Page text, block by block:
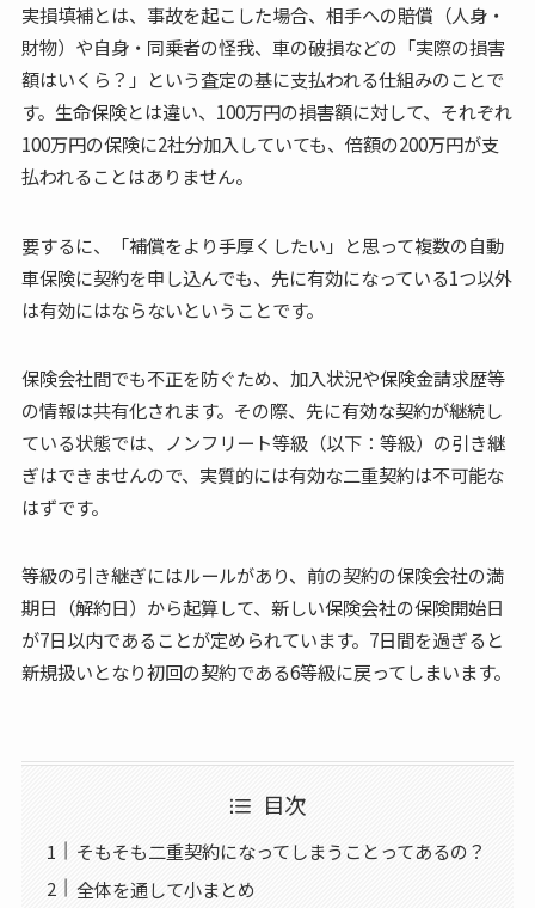
実損填補とは、事故を起こした場合、相手への賠償（人身・
財物）や自身・同乗者の怪我、車の破損などの「実際の損害
額はいくら？」という査定の基に支払われる仕組みのことで
す。生命保険とは違い、100万円の損害額に対して、それぞれ
100万円の保険に2社分加入していても、倍額の200万円が支
払われることはありません。
要するに、「補償をより手厚くしたい」と思って複数の自動
車保険に契約を申し込んでも、先に有効になっている1つ以外
は有効にはならないということです。
保険会社間でも不正を防ぐため、加入状況や保険金請求歴等
の情報は共有化されます。その際、先に有効な契約が継続し
ている状態では、ノンフリート等級（以下：等級）の引き継
ぎはできませんので、実質的には有効な二重契約は不可能な
はずです。
等級の引き継ぎにはルールがあり、前の契約の保険会社の満
期日（解約日）から起算して、新しい保険会社の保険開始日
が7日以内であることが定められています。7日間を過ぎると
新規扱いとなり初回の契約である6等級に戻ってしまいます。
目次
そもそも二重契約になってしまうことってあるの？
全体を通して小まとめ